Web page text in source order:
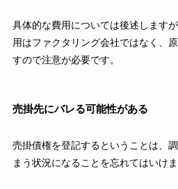
具体的な費用については後述します
用はファクタリング会社ではなく、
すので注意が必要です。
売掛先にバレる可能性がある
売掛債権を登記するということは、
まう状況になることを忘れてはいけま